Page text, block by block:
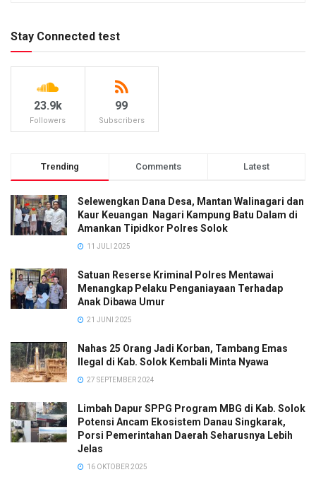
Stay Connected test
23.9k
Followers
99
Subscribers
Trending Comments Latest
Selewengkan Dana Desa, Mantan Walinagari dan
Kaur Keuangan Nagari Kampung Batu Dalam di
Amankan Tipidkor Polres Solok
11 JULI 2025
Satuan Reserse Kriminal Polres Mentawai
Menangkap Pelaku Penganiayaan Terhadap
Anak Dibawa Umur
21 JUNI 2025
Nahas 25 Orang Jadi Korban, Tambang Emas
Ilegal di Kab. Solok Kembali Minta Nyawa
27 SEPTEMBER 2024
Limbah Dapur SPPG Program MBG di Kab. Solok
Potensi Ancam Ekosistem Danau Singkarak,
Porsi Pemerintahan Daerah Seharusnya Lebih
Jelas
16 OKTOBER 2025